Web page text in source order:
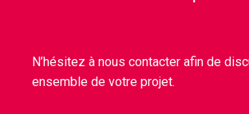
N’hésitez à nous contacter afin de
ensemble de votre projet.